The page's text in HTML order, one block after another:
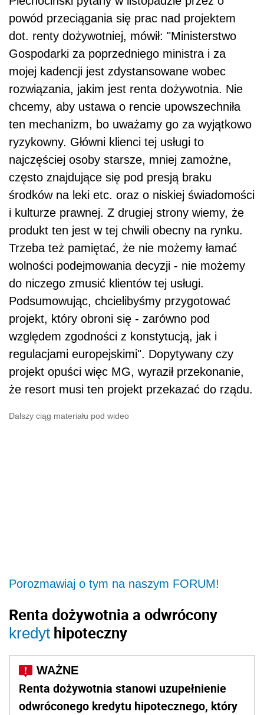
powód przeciągania się prac nad projektem
dot. renty dożywotniej, mówił: "Ministerstwo
Gospodarki za poprzedniego ministra i za
mojej kadencji jest zdystansowane wobec
rozwiązania, jakim jest renta dożywotnia. Nie
chcemy, aby ustawa o rencie upowszechniła
ten mechanizm, bo uważamy go za wyjątkowo
ryzykowny. Główni klienci tej usługi to
najczęściej osoby starsze, mniej zamożne,
często znajdujące się pod presją braku
środków na leki etc. oraz o niskiej świadomości
i kulturze prawnej. Z drugiej strony wiemy, że
produkt ten jest w tej chwili obecny na rynku.
Trzeba też pamiętać, że nie możemy łamać
wolności podejmowania decyzji - nie możemy
do niczego zmusić klientów tej usługi.
Podsumowując, chcielibyśmy przygotować
projekt, który obroni się - zarówno pod
względem zgodności z konstytucją, jak i
regulacjami europejskimi". Dopytywany czy
projekt opuści więc MG, wyraził przekonanie,
że resort musi ten projekt przekazać do rządu.
Dalszy ciąg materiału pod wideo
Porozmawiaj o tym na naszym FORUM!
Renta dożywotnia a odwrócony
kredyt hipoteczny
Renta dożywotnia stanowi uzupełnienie
odwróconego kredytu hipotecznego, który